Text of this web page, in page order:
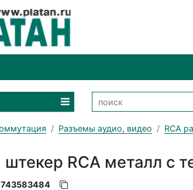
Разъемы аудио, видео RCA
штекер RCA металл с
743583484